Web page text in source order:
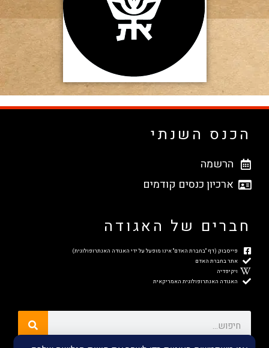
הכנס השנתי
הרשמה
ארכיון כנסים קודמים
חברים של האגודה
פייסבוק (דף "בחברת האדם" אינו מופעל על ידי האגודה האנתרופולוגית)
אתר בחברת האדם
ויקיפדיה
האגודה האנתרופולוגית האמריקאית